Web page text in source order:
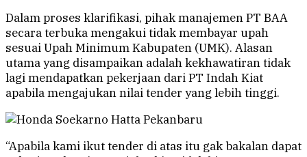
Dalam proses klarifikasi, pihak manajemen PT BAA
secara terbuka mengakui tidak membayar upah
sesuai Upah Minimum Kabupaten (UMK). Alasan
utama yang disampaikan adalah kekhawatiran tidak
lagi mendapatkan pekerjaan dari PT Indah Kiat
apabila mengajukan nilai tender yang lebih tinggi.
“Apabila kami ikut tender di atas itu gak bakalan dapat